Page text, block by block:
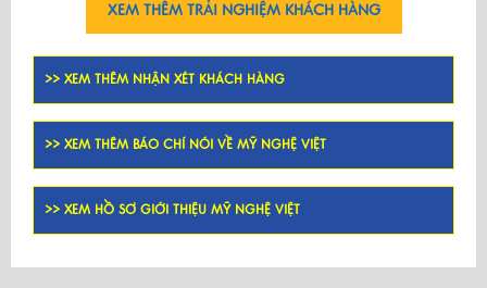
XEM THÊM TRẢI NGHIỆM KHÁCH HÀNG
>> XEM THÊM NHẬN XÉT KHÁCH HÀNG
>> XEM THÊM BÁO CHÍ NÓI VỀ MỸ NGHỆ VIỆT
>> XEM HỒ SƠ GIỚI THIỆU MỸ NGHỆ VIỆT